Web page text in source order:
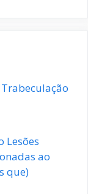
Lesões
ao
que)